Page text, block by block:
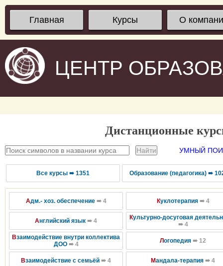
Главная Курсы О
ЦЕНТР
Дистанционные
УМНЫЙ
Все курсы ➠ 1351 Образование (педагогика) ➠
Адм.- хоз. обеспечение ➠ 4
Английский язык ➠ 4
Взаимодействие внутри коллектива
ДОО ➠ 4
Взаимодействие с семьёй ➠ 4
Куклотерапия ➠ 4
Культурно-досуговая
➠ 4
Логопедия ➠ 12
Мандала-терапия ➠ 4